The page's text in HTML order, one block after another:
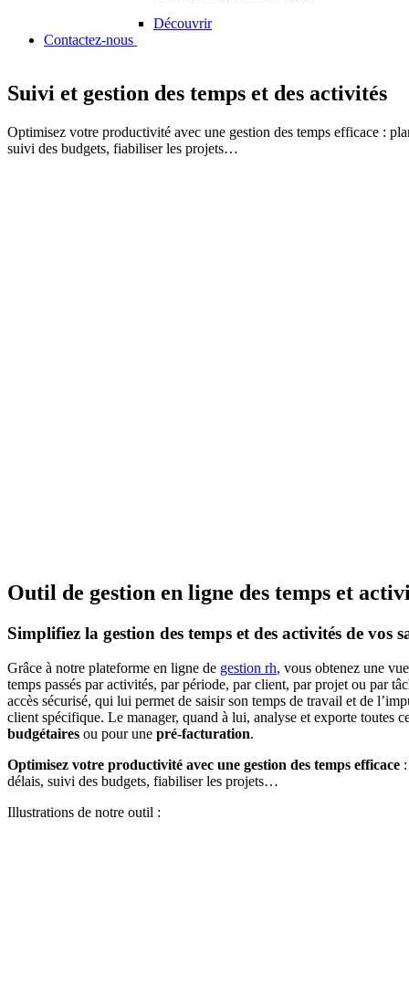
Découvrir
Contactez-nous
Suivi et gestion des temps et des activités
Optimisez votre productivité avec une gestion des temps efficace :
suivi des budgets, fiabiliser les projets…
Outil de gestion en ligne des temps et
Simplifiez la gestion des temps et des activités de vos
Grâce à notre plateforme en ligne de gestion rh, vous obtenez une
temps passés par activités, par période, par client, par projet ou par
accès sécurisé, qui lui permet de saisir son temps de travail et de
client spécifique. Le manager, quand à lui, analyse et exporte toutes
budgétaires ou pour une pré-facturation.
Optimisez votre productivité avec une gestion des temps efficace
délais, suivi des budgets, fiabiliser les projets…
Illustrations de notre outil :